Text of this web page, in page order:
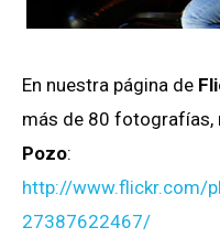
En nuestra página de
más de 80 fotografías,
Pozo:
http://www.flickr.com/
27387622467/